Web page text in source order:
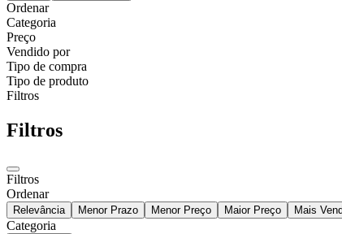
Ordenar
Categoria
Preço
Vendido por
Tipo de compra
Tipo de produto
Filtros
Filtros
Filtros
Ordenar
Relevância Menor Prazo Menor Preço Maior Preço Mais
Categoria